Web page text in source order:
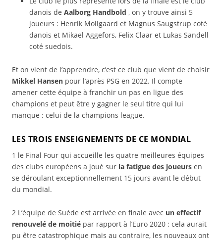
danois deAalborg Handbold , on y trouve ainsi 5
joueurs : Henrik Mollgaard et Magnus Saugstrup coté
danois et Mikael Aggefors, Felix Claar et Lukas Sandell
coté suedois.
Et on vient de l’apprendre, c’est ce club que vient de choisir
Mikkel Hansen pour l’après PSG en 2022. Il compte
amener cette équipe à franchir un pas en ligue des
champions et peut être y gagner le seul titre qui lui
manque : celui de la champions league.
LES TROIS ENSEIGNEMENTS DE CE MONDIAL
1 le Final Four qui accueille les quatre meilleures équipes
des clubs européens a joué sur la fatigue des joueurs en
se déroulant exceptionnellement 15 jours avant le début
du mondial.
2 L’équipe de Suède est arrivée en finale avec un effectif
renouvelé de moitié par rapport à l’Euro 2020 : cela aurait
pu être catastrophique mais au contraire, les nouveaux ont